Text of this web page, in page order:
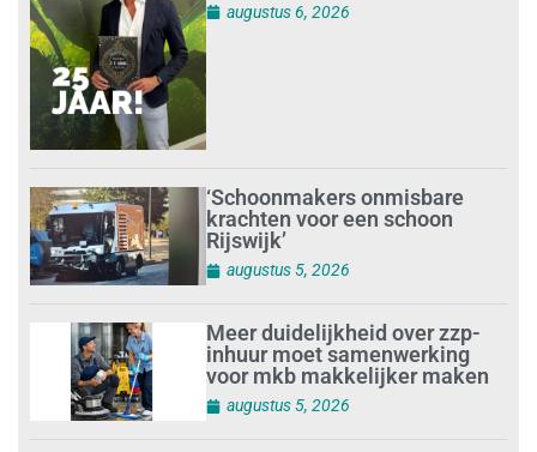
augustus 6, 2026
‘Schoonmakers onmisbare
krachten voor een schoon
Rijswijk’
augustus 5, 2026
Meer duidelijkheid over zzp-
inhuur moet samenwerking
voor mkb makkelijker maken
augustus 5, 2026